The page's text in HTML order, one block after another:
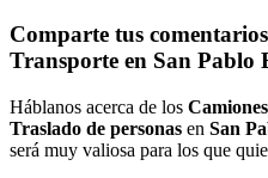
Comparte tus
Transporte en San Pablo
Háblanos acerca de los Camiones
Traslado de personas en San
será muy valiosa para los que